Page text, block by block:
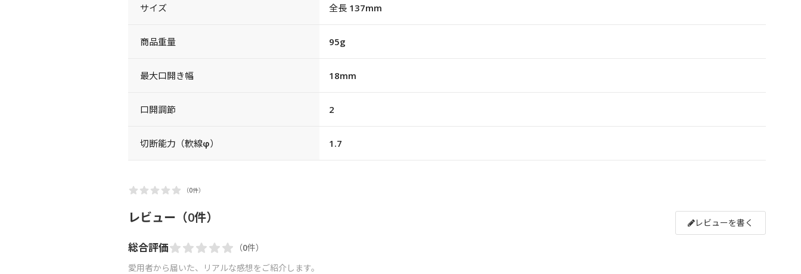
サイズ 全長 137mm
商品重量 95g
最大口開き幅 18mm
口開調節 2
切断能力（軟線φ） 1.7
（0件）
レビュー（0件）
総合評価
（0件）
愛用者から届いた、リアルな感想をご紹介します。
レビューを書く